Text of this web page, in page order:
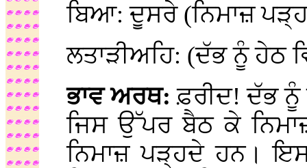
ਬਿਆ: ਦੂਸਰੇ (ਨਿਮਾਜ਼
ਲਤਾੜੀਅਹਿ: (ਦੱਭ ਨੂੰ ਹੇਠ
ਭਾਵ ਅਰਥ:ਫ਼ਰੀਦ! ਦੱਭ ਨੂੰ
ਜਿਸ ਉੱਪਰ ਬੈਠ ਕੇ
ਨਿਮਾਜ਼ ਪੜ੍ਹਦੇ ਹਨ।